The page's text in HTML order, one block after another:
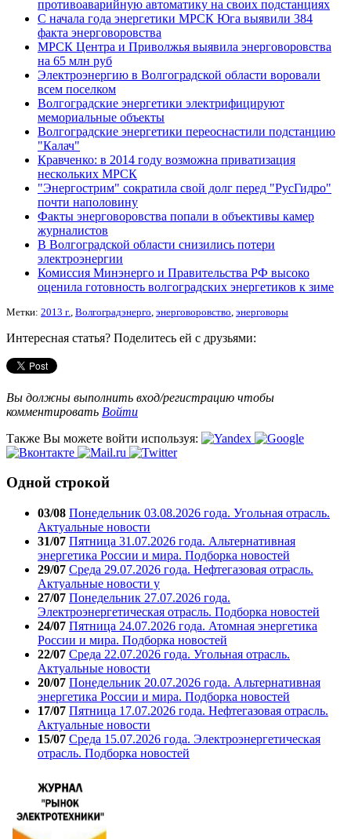
противоаварийную автоматику на своих подстанциях
С начала года энергетики МРСК Юга выявили 384
факта энерговоровства
МРСК Центра и Приволжья выявила энерговоровства
на 65 млн руб
Электроэнергию в Волгоградской области воровали
всем поселком
Волгоградские энергетики электрифицируют
мемориальные объекты
Волгоградские энергетики переоснастили подстанцию
"Калач"
Кравченко: в 2014 году возможна приватизация
нескольких МРСК
"Энергострим" сократила свой долг перед "РусГидро"
почти наполовину
Факты энерговоровства попали в объективы камер
журналистов
В Волгоградской области снизились потери
электроэнергии
Комиссия Минэнерго и Правительства РФ высоко
оценила готовность волгоградских энергетиков к зиме
Метки: 2013 г. Волгоградэнерго энерговоровство энерговоры
Интересная статья? Поделитесь ей с друзьями:
Вы должны выполнить вход/регистрацию чтобы
комментировать Войти
Также Вы можете войти используя:
Одной строкой
03/08 Понедельник 03.08.2026 года. Угольная отрасль.
Актуальные новости
31/07 Пятница 31.07.2026 года. Альтернативная
энергетика России и мира. Подборка новостей
29/07 Среда 29.07.2026 года. Нефтегазовая отрасль.
Актуальные новости у
27/07 Понедельник 27.07.2026 года.
Электроэнергетическая отрасль. Подборка новостей
24/07 Пятница 24.07.2026 года. Атомная энергетика
России и мира. Подборка новостей
22/07 Среда 22.07.2026 года. Угольная отрасль.
Актуальные новости
20/07 Понедельник 20.07.2026 года. Альтернативная
энергетика России и мира. Подборка новостей
17/07 Пятница 17.07.2026 года. Нефтегазовая отрасль.
Актуальные новости
15/07 Среда 15.07.2026 года. Электроэнергетическая
отрасль. Подборка новостей